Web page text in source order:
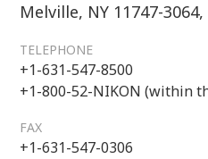
Melville, NY 11747-3064,
TELEPHONE
+1-631-547-8500
+1-800-52-NIKON (within
FAX
+1-631-547-0306